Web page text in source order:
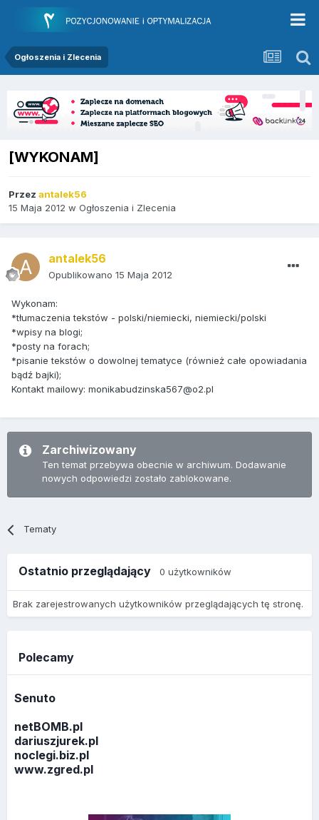
Ogłoszenia i Zlecenia
[WYKONAM]
Przez antalek56
15 Maja 2012 w Ogłoszenia i Zlecenia
antalek56
Opublikowano 15 Maja 2012
Wykonam:
*tłumaczenia tekstów - polski/niemiecki, niemiecki/polski
*wpisy na blogi;
*posty na forach;
*pisanie tekstów o dowolnej tematyce (również całe opowiadania
bądź bajki);
Kontakt mailowy: monikabudzinska567@o2.pl
Zarchiwizowany
Ten temat przebywa obecnie w archiwum. Dodawanie
nowych odpowiedzi zostało zablokowane.
Tematy
Ostatnio przeglądający 0 użytkowników
Brak zarejestrowanych użytkowników przeglądających tę stronę.
Polecamy
Senuto
netBOMB.pl
dariuszjurek.pl
noclegi.biz.pl
www.zgred.pl